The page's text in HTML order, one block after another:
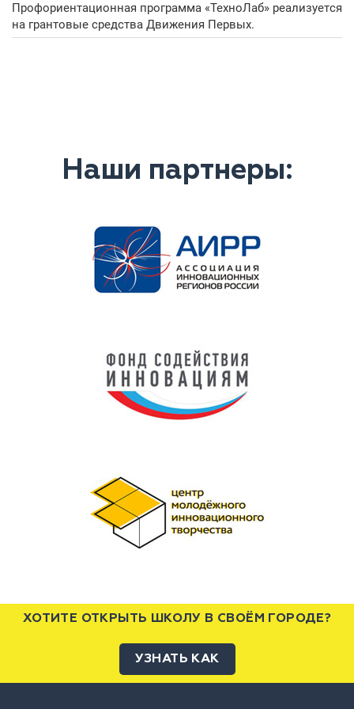
Профориентационная программа «ТехноЛаб» реализуется
на грантовые средства Движения Первых.
Наши партнеры:
ХОТИТЕ ОТКРЫТЬ ШКОЛУ В СВОЁМ ГОРОДЕ?
УЗНАТЬ КАК